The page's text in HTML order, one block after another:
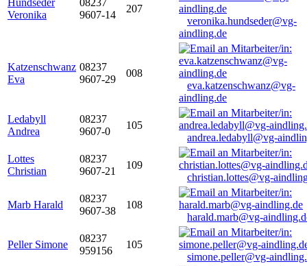
Hundseder
Veronika
08237
9607-14
207
veronika.hundseder@vg-
aindling.de
Katzenschwanz
Eva
08237
9607-29
008
eva.katzenschwanz@vg-
aindling.de
Ledabyll
Andrea
08237
9607-0
105
andrea.ledabyll@vg-
Lottes
Christian
08237
9607-21
109
christian.lottes@vg-
Marb Harald
08237
9607-38
108
harald.marb@vg-
Peller Simone
08237
959156
105
simone.peller@vg-